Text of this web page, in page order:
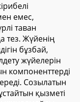
емес,
таван
тез. Жүйенің
бұзбай,
жүйелерін
компоненттерді
Созылатын
қызметі